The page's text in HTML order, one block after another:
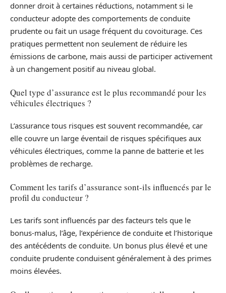
donner droit à certaines réductions, notamment si le
conducteur adopte des comportements de conduite
prudente ou fait un usage fréquent du covoiturage. Ces
pratiques permettent non seulement de réduire les
émissions de carbone, mais aussi de participer activement
à un changement positif au niveau global.
Quel type d’assurance est le plus recommandé pour les
véhicules électriques ?
L’assurance tous risques est souvent recommandée, car
elle couvre un large éventail de risques spécifiques aux
véhicules électriques, comme la panne de batterie et les
problèmes de recharge.
Comment les tarifs d’assurance sont-ils influencés par le
profil du conducteur ?
Les tarifs sont influencés par des facteurs tels que le
bonus-malus, l’âge, l’expérience de conduite et l’historique
des antécédents de conduite. Un bonus plus élevé et une
conduite prudente conduisent généralement à des primes
moins élevées.